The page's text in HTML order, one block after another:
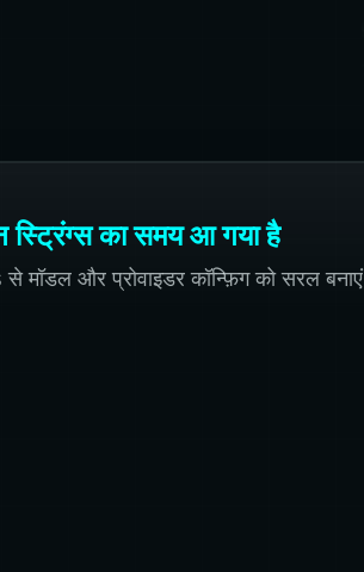
का समय आ गया है
मॉडल और प्रोवाइडर कॉन्फ़िग को सरल बनाएं